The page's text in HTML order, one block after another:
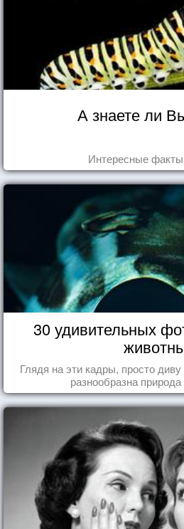
А знаете ли
Интересные
30 удивительных
Глядя на эти кадры, просто
разнообразна